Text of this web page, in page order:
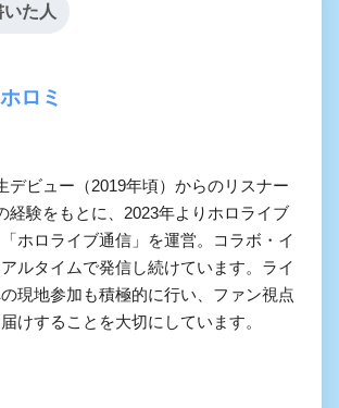
た人
ホロミ
デビュー（2019年頃）からのリスナー
経験をもとに、2023年よりホロライブ
ホロライブ通信」を運営。コラボ・イ
ルタイムで発信し続けています。ライ
現地参加も積極的に行い、ファン視点
けすることを大切にしています。